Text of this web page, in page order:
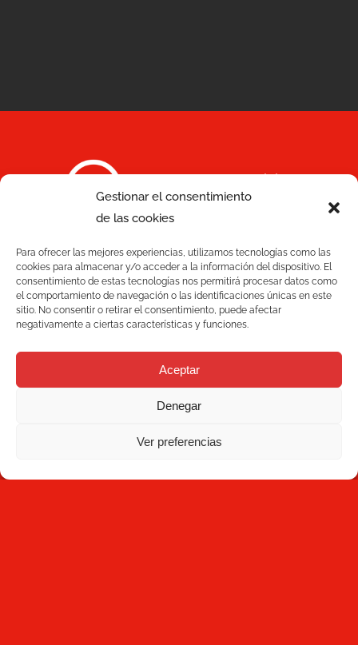
Gestionar el consentimiento
de las cookies
Para ofrecer las mejores experiencias, utilizamos tecnologías como las
cookies para almacenar y/o acceder a la información del dispositivo. El
consentimiento de estas tecnologías nos permitirá procesar datos como
el comportamiento de navegación o las identificaciones únicas en este
sitio. No consentir o retirar el consentimiento, puede afectar
negativamente a ciertas características y funciones.
Aceptar
Denegar
Ver preferencias
C/ Joan Monpeó, 31 -37
08223 Terrassa
Barcelona, España
+34 93 736 35 00
mecesa@mecesa.com
Servicios
Soluciones
Blog
Contacto
NEWSLETTER